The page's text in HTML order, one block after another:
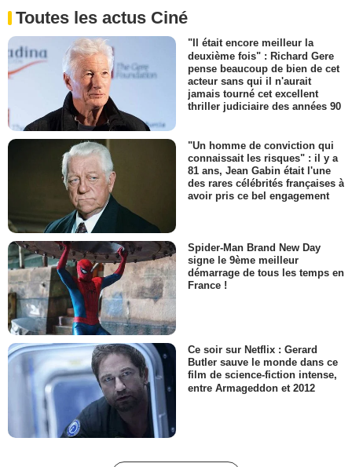
Toutes les actus Ciné
"Il était encore meilleur la
deuxième fois" : Richard Gere
pense beaucoup de bien de cet
acteur sans qui il n'aurait
jamais tourné cet excellent
thriller judiciaire des années 90
"Un homme de conviction qui
connaissait les risques" : il y a
81 ans, Jean Gabin était l'une
des rares célébrités françaises à
avoir pris ce bel engagement
Spider-Man Brand New Day
signe le 9ème meilleur
démarrage de tous les temps en
France !
Ce soir sur Netflix : Gerard
Butler sauve le monde dans ce
film de science-fiction intense,
entre Armageddon et 2012